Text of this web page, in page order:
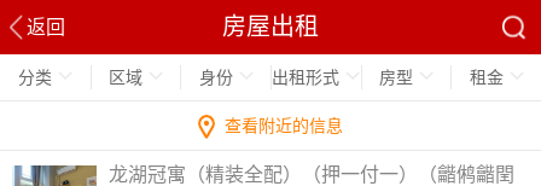
返回 房屋出租
分类 区域 身份 出租形式 房型 租金
查看附近的信息
龙湖冠寓（精装全配）（押一付一）（龤鸺龤閏